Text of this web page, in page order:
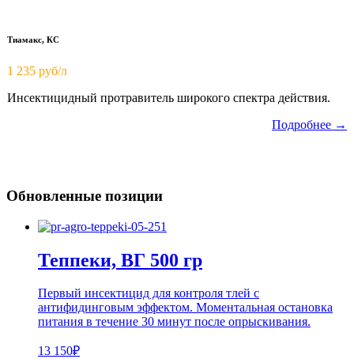
Тиамакс, КС
1 235 руб/л
Инсектицидный протравитель широкого спектра действия.
Подробнее →
Обновленные позиции
Теппеки, ВГ 500 гр
Первый инсектицид для контроля тлей с
антифидинговым эффектом. Моментальная остановка
питания в течение 30 минут после опрыскивания.
13 150₽